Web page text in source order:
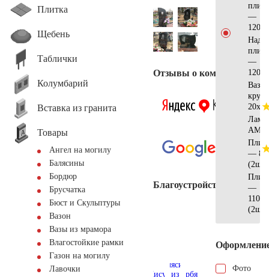
Плитка
Щебень
Таблички
Колумбарий
Вставка из гранита
Товары
Ангел на могилу
Балясины
Бордюр
Брусчатка
Бюст и Скульптуры
Вазон
Вазы из мрамора
Влагостойкие рамки
Газон на могилу
Лавочки
Отзывы о компании
Благоустройство
—
—
Ваза
—
(2шт)
—
(2шт)
Фото